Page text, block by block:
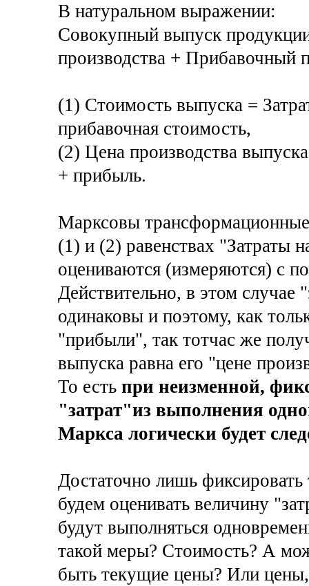
В натуральном выражении:
Совокупный выпуск
производства + Прибавочный
(1) Стоимость выпуска =
прибавочная стоимость,
(2) Цена производства
+ прибыль.
Марксовы
(1) и (2) равенствах "Затраты
оцениваются (измеряются) с
Действительно, в этом случае
одинаковы и поэтому, как
"прибыли", так тотчас же
выпуска равна его "цене
То естьпри неизменной,
"затрат"из выполнения
Маркса логически будет
Достаточно лишь
будем оценивать величину
будут выполняться
такой меры? Стоимость? А
быть текущие цены? Или